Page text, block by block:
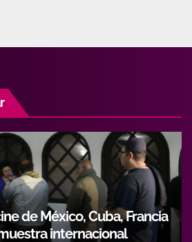
Francia
NOTICIAS
Hidalgo
con alianza